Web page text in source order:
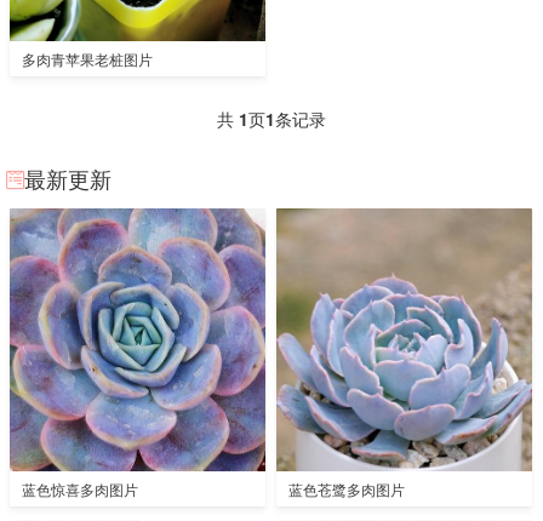
多肉青苹果老桩图片
共 1页1条记录
最新更新
蓝色惊喜多肉图片 蓝色苍鹭多肉图片